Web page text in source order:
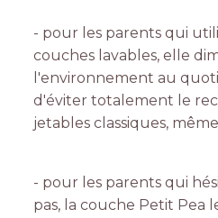
- pour les parents qui
couches lavables, elle
l'environnement au
d'éviter totalement le
jetables classiques,
- pour les parents qui
pas, la couche Petit Pea